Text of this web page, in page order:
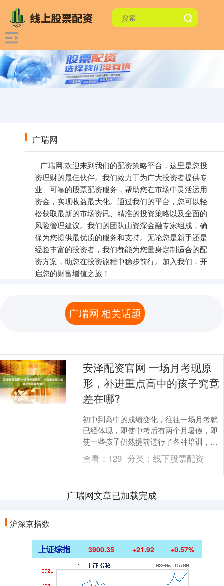
广瑞网
广瑞网,欢迎来到我们的配资策略平台，这里是您投
资理财的最佳伙伴。我们致力于为广大投资者提供专
业、可靠的股票配资服务，帮助您在市场中灵活运用
资金，实现收益最大化。通过我们的平台，您可以轻
松获取最新的市场资讯、精准的投资策略以及全面的
风险管理建议。我们的团队由资深金融专家组成，确
保为您提供最优质的服务和支持。无论您是新手还是
经验丰富的投资者，我们都能为您量身定制适合的配
资方案，助您在投资旅程中稳步前行。加入我们，开
启您的财富增值之旅！
广瑞网 相关话题
安泽配资官网 一场月考现原
形，补进重点高中的孩子究竟
差在哪?
初中到高中的成绩变化，往往一场月考就
已经体现，即使中考后有两个月暑假，即
使一些孩子仍然提前进行了各种培训，但
开学以后，跟不上就是跟不上，原先的暑
期抢跑，一点也不....
查看： 129 分类： 线下股票配资
广瑞网文章已加载完成
沪深京指数
上证综指 3900.35 +21.92 +0.57%